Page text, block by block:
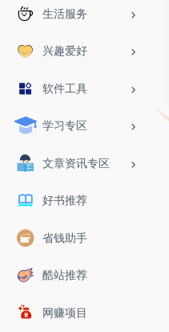
生活服务
兴趣爱好
软件工具
学习专区
文章资讯专区
好书推荐
省钱助手
酷站推荐
网赚项目